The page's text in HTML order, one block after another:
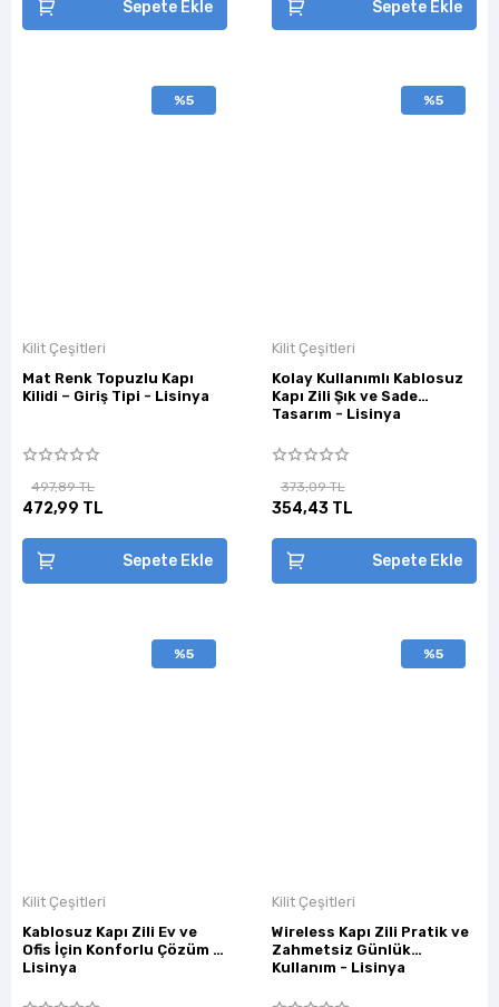
Sepete Ekle Sepete Ekle
%5
Kilit Çeşitleri
Mat Renk Topuzlu Kapı
Kilidi – Giriş Tipi - Lisinya
497,89 TL
472,99 TL
Sepete Ekle
%5
Kilit Çeşitleri
Kolay Kullanımlı Kablosuz
Kapı Zili Şık ve Sade
Tasarım - Lisinya
373,09 TL
354,43 TL
Sepete Ekle
%5
Kilit Çeşitleri
Kablosuz Kapı Zili Ev ve
Ofis İçin Konforlu Çözüm -
Lisinya
%5
Kilit Çeşitleri
Wireless Kapı Zili Pratik ve
Zahmetsiz Günlük
Kullanım - Lisinya